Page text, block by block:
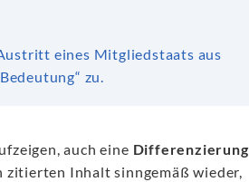
eines Mitgliedstaats aus
zu.
auch eine Differenzierung
zitierten Inhalt sinngemäß wieder,